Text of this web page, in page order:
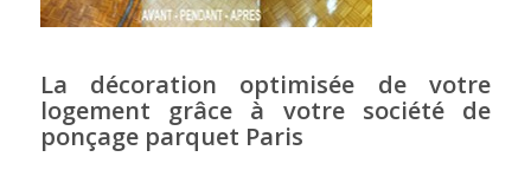
La décoration optimisée de votre
logement grâce à votre société de
ponçage parquet Paris